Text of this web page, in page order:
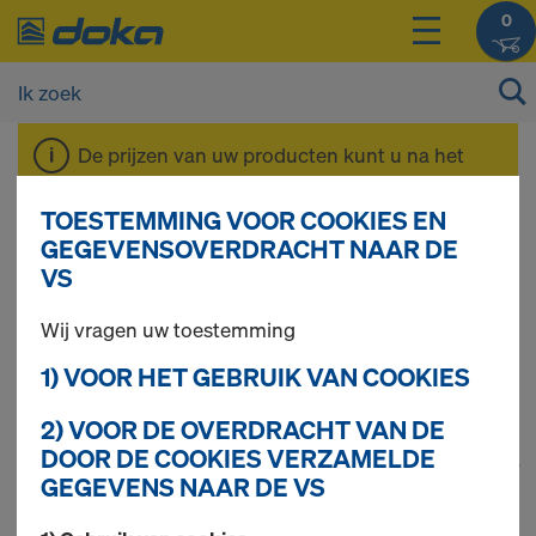
0
De prijzen van uw producten kunt u na het
inloggenbekijken.
Kolombekisting Alu-
Framax Xlife
23 producten gevonden
TOESTEMMING VOOR COOKIES EN
GEGEVENSOVERDRACHT NAAR DE
VS
Wij vragen uw toestemming
1) VOOR HET GEBRUIK VAN COOKIES
2) VOOR DE OVERDRACHT VAN DE
DOOR DE COOKIES VERZAMELDE
GEGEVENS NAAR DE VS